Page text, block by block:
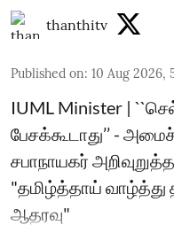
thanthitv
Published on: 10 Aug 2026,
IUML Minister |
பேசக்கூடாது’’ -
சபாநாயகர்
"தமிழ்த்தாய் வாழ்த்து
ஆதரவு"